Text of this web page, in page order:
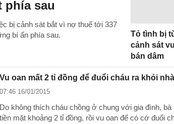
phía sau
bị cảnh sát bắt vì nợ thuế tới 337
bí ẩn phía sau.
Tỏ tình bị
cảnh sát
bán dâm
Vu oan mất 2 tỉ đồng để đuổi cháu ra khỏi nhà
07:46 16/01/2015
Do không thích cháu chồng ở chung với gia đình,
tiền mặt khoảng 2 tỉ đồng, rồi vu oan để có cớ đuổi